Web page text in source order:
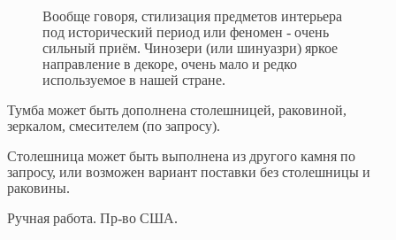
Вообще говоря, стилизация предметов интерьера
под исторический период или феномен - очень
сильный приём. Чинозери (или шинуазри) яркое
направление в декоре, очень мало и редко
используемое в нашей стране.
Тумба может быть дополнена столешницей, раковиной,
зеркалом, смесителем (по запросу).
Столешница может быть выполнена из другого камня по
запросу, или возможен вариант поставки без столешницы и
раковины.
Ручная работа. Пр-во США.